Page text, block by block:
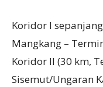
Koridor I
Mangkang –
Koridor II (30 km,
Sisemut/Ungaran